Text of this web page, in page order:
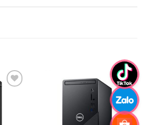
Add to
Wishlist